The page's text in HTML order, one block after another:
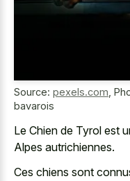
Source: pexels.com
bavarois
Le Chien de Tyrol est
Alpes autrichiennes.
Ces chiens sont